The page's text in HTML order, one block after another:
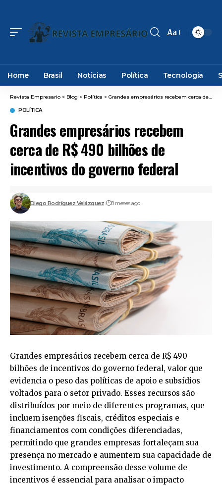
Font
Aa
Home Brasil Notícias Política Tecnologia
Revista Empresario > Blog > Política > Grandes empresários recebem cerca de R$ 490 bilhões de incentivos do governo federal
POLÍTICA
Grandes empresários recebem
cerca de R$ 490 bilhões de
incentivos do governo federal
Diego Rodríguez Velázquez 8 meses ago
Grandes empresários recebem cerca de R$ 490
bilhões de incentivos do governo federal, valor que
evidencia o peso das políticas de apoio e subsídios
voltados para o setor privado. Esses recursos são
distribuídos por meio de diferentes programas, que
incluem isenções fiscais, créditos especiais e
financiamentos com condições diferenciadas,
permitindo que grandes empresas fortaleçam sua
presença no mercado e aumentem sua capacidade de
investimento. A compreensão desse volume de
incentivos é essencial para analisar o impacto